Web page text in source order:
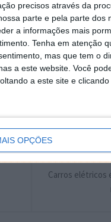
precisos através da
parte e pela parte
a informações mais
Tenha em atenção
mas que tem o
a este website. Você
a este site e
OPÇÕES
no Google
Carros elétricos